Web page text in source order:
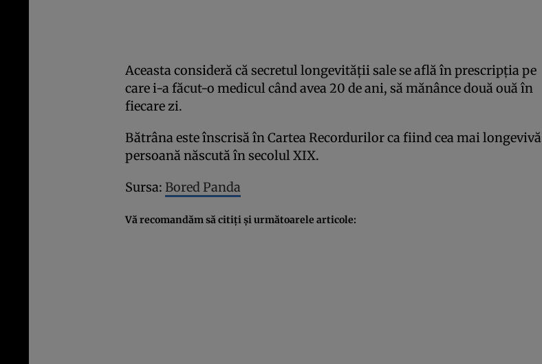
Aceasta consideră că secretul longevităţii sale se află în prescripţia pe
care i-a făcut-o medicul când avea 20 de ani, să mănânce două ouă în
fiecare zi.
Bătrâna este înscrisă în Cartea Recordurilor ca fiind cea mai longevivă
persoană născută în secolul XIX.
Sursa: Bored Panda
Vă recomandăm să citiţi şi următoarele articole: